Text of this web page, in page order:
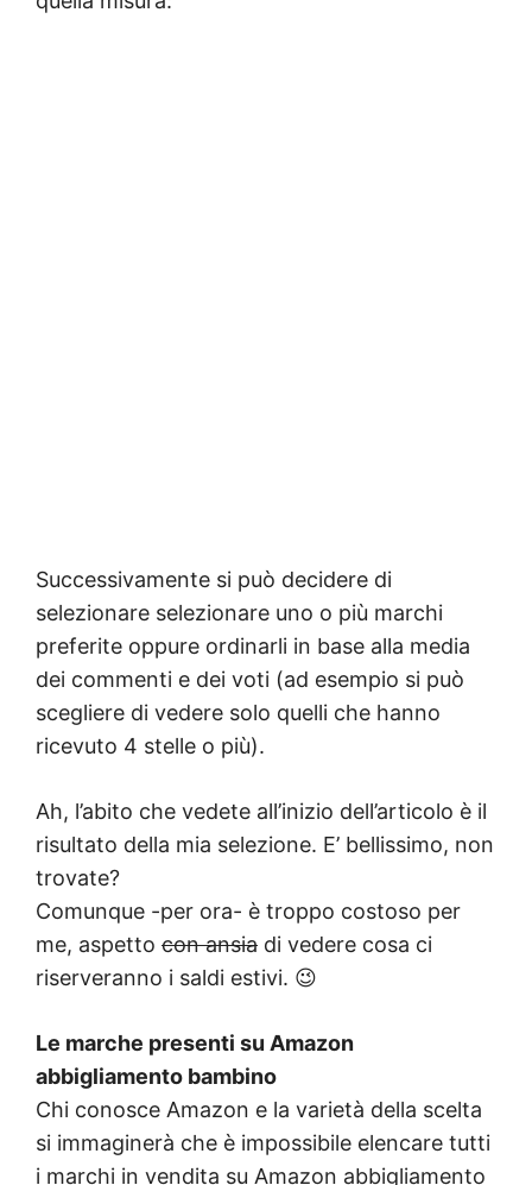
Successivamente si può decidere di
selezionare selezionare uno o più marchi
preferite oppure ordinarli in base alla media
dei commenti e dei voti (ad esempio si può
scegliere di vedere solo quelli che hanno
ricevuto 4 stelle o più).
Ah, l’abito che vedete all’inizio dell’articolo è il
risultato della mia selezione. E’ bellissimo, non
trovate?
Comunque -per ora- è troppo costoso per
me, aspetto con ansia di vedere cosa ci
riserveranno i saldi estivi. 😉
Le marche presenti su Amazon
abbigliamento bambino
Chi conosce Amazon e la varietà della scelta
si immaginerà che è impossibile elencare tutti
i marchi in vendita su Amazon abbigliamento